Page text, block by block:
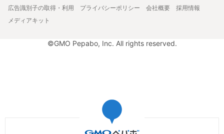
広告識別子の取得・利用
プライバシーポリシー 会社概要
採用情報
メディアキット
©GMO Pepabo, Inc. All rights reserved.